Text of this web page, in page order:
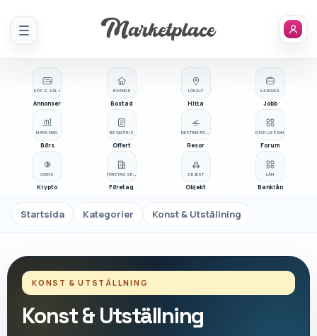
Meny
KÖP & SÄLJ
Annonser
BOENDE
Bostad
OBJEKT
Objekt
BE OM PRIS
Offert
Företag
LÅN
Banklån
MARKNAD
Börs
LOKALT
Hitta
KARRIÄR
Jobb
Resor
COINS
Krypto
DISKUSSION
Forum
Startsida Kategorier Konst & Utställning
KONST & UTSTÄLLNING
Konst & Utställning